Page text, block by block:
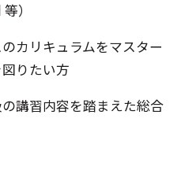
）
カリキュラムをマスター
りたい方
講習内容を踏まえた総合